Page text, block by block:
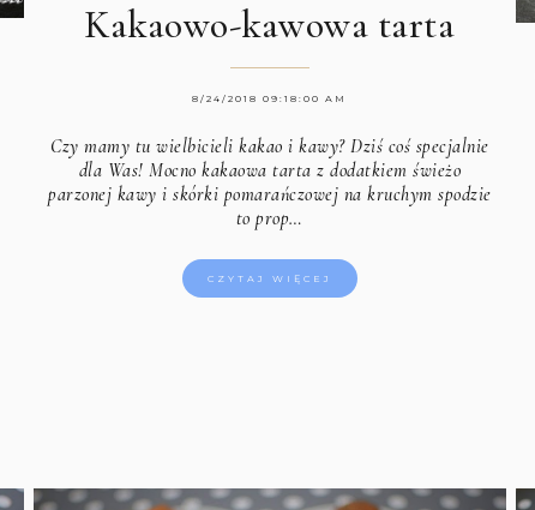
Kakaowo-kawowa tarta
8/24/2018 09:18:00 AM
Czy mamy tu wielbicieli kakao i kawy? Dziś coś specjalnie
dla Was! Mocno kakaowa tarta z dodatkiem świeżo
parzonej kawy i skórki pomarańczowej na kruchym spodzie
to prop…
CZYTAJ WIĘCEJ